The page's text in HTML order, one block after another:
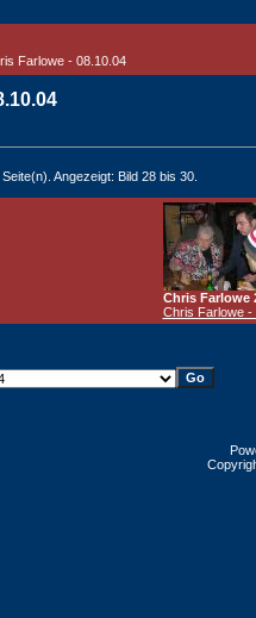
Farlowe - 08.10.04
Angezeigt: Bild 28 bis 30.
Chris Farlowe
Chris Farlowe -